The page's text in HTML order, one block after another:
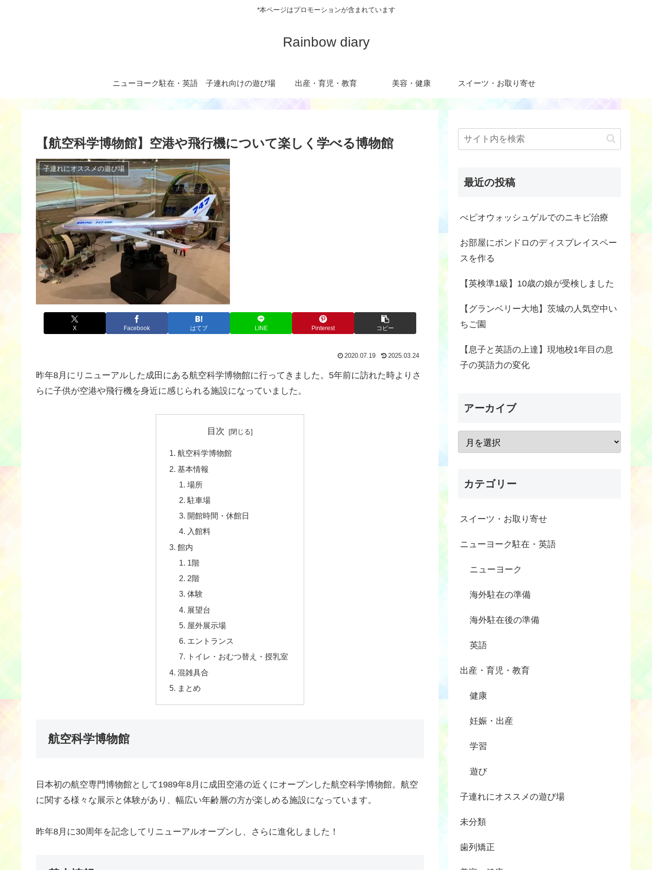
*本ページはプロモーションが含まれています
Rainbow diary
ニューヨーク駐在・英語 子連れ向けの遊び場 出産・育児・教育 美容・健康 スイーツ・お取り寄せ
【航空科学博物館】空港や飛行機について楽しく学べる博物館
子連れにオススメの遊び場
X Facebook はてブ LINE Pinterest コピー
2020.07.19 2025.03.24
昨年8月にリニューアルした成田にある航空科学博物館に行ってきました。5年前に訪れた時よりさ
らに子供が空港や飛行機を身近に感じられる施設になっていました。
目次
航空科学博物館
基本情報
場所
駐車場
開館時間・休館日
入館料
館内
1階
2階
体験
展望台
屋外展示場
エントランス
トイレ・おむつ替え・授乳室
混雑具合
まとめ
航空科学博物館
日本初の航空専門博物館として1989年8月に成田空港の近くにオープンした航空科学博物館。航空
に関する様々な展示と体験があり、幅広い年齢層の方が楽しめる施設になっています。
昨年8月に30周年を記念してリニューアルオープンし、さらに進化しました！
最近の投稿
べピオウォッシュゲルでのニキビ治療
お部屋にボンドロのディスプレイスペー
スを作る
【英検準1級】10歳の娘が受検しました
【グランベリー大地】茨城の人気空中い
ちご園
【息子と英語の上達】現地校1年目の息
子の英語力の変化
アーカイブ
カテゴリー
スイーツ・お取り寄せ
ニューヨーク駐在・英語
ニューヨーク
海外駐在の準備
海外駐在後の準備
英語
出産・育児・教育
健康
妊娠・出産
学習
遊び
子連れにオススメの遊び場
未分類
歯列矯正